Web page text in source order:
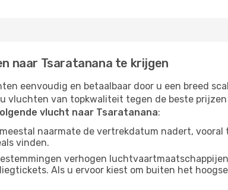
naar Tsaratanana te krijgen
eenvoudig en betaalbaar door u een breed
vluchten van topkwaliteit tegen de beste
vlucht naar Tsaratanana:
naarmate de vertrekdatum nadert,
vinden.
verhogen
Als u ervoor kiest om buiten het